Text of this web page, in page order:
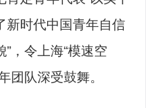
新时代中国青年自信
，令上海“模速空
团队深受鼓舞。